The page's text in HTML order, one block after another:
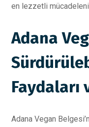
en lezzetli
Adana
Faydaları
Adana Vegan